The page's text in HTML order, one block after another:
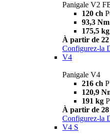
Panigale V2
120 ch
93,3 Nm
175,5 kg
À partir de 22
Configurez-la
V4
Panigale V4
216 ch
120,9
191 kg
À partir de 28
Configurez-la
V4 S